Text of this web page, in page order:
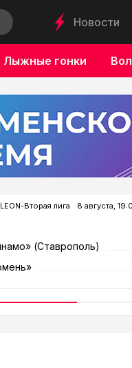
Новости
Лыжные гонки
Вторая лига
8 августа,
(Ставрополь)